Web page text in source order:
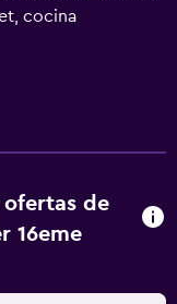
cocina
comedor, TV de
baño privado con
ofertas de
16eme